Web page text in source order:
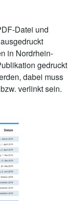
Datei und
in Nordrhein-
gedruckt
dabei muss
verlinkt sein.